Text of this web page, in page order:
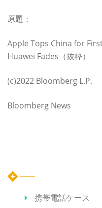
原題：
Apple Tops China for
Huawei Fades（抜粋）
(c)2022 Bloomberg L.P.
Bloomberg News
携帯電話ケース